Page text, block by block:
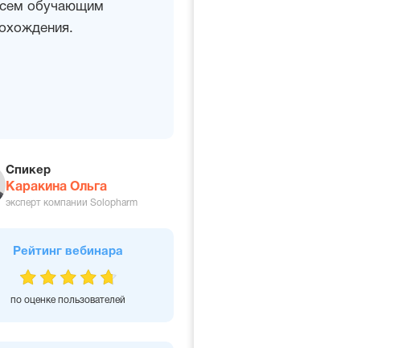
обучающим
Спикер
Каракина Ольга
эксперт компании Solopharm
Рейтинг вебинара
по оценке пользователей